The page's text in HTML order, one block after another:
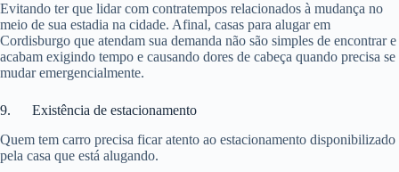
Evitando ter que lidar com contratempos relacionados à mudança no
meio de sua estadia na cidade. Afinal, casas para alugar em
Cordisburgo que atendam sua demanda não são simples de encontrar e
acabam exigindo tempo e causando dores de cabeça quando precisa se
mudar emergencialmente.
9. Existência de estacionamento
Quem tem carro precisa ficar atento ao estacionamento disponibilizado
pela casa que está alugando.